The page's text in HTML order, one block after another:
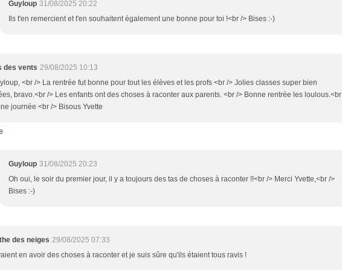
Guyloup 31/08/2025 20:22
Ils t'en remercient et t'en souhaitent également une bonne pour toi !<br /> Bises :-)
des vents 29/08/2025 10:13
<br /> La rentrée fut bonne pour tout les élèves et les profs <br /> Jolies classes super bien
bravo.<br /> Les enfants ont des choses à raconter aux parents. <br /> Bonne rentrée les loulous.<br
journée <br /> Bisous Yvette
Guyloup 31/08/2025 20:23
Oh oui, le soir du premier jour, il y a toujours des tas de choses à raconter !!<br /> Merci Yvette,<br />
Bises :-)
des neiges 29/08/2025 07:33
en avoir des choses à raconter et je suis sûre qu'ils étaient tous ravis !